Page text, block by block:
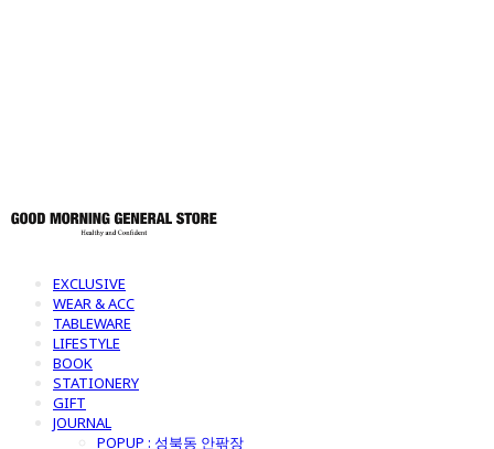
EXCLUSIVE
WEAR & ACC
TABLEWARE
LIFESTYLE
BOOK
STATIONERY
GIFT
JOURNAL
POPUP : 성북동 안팎장